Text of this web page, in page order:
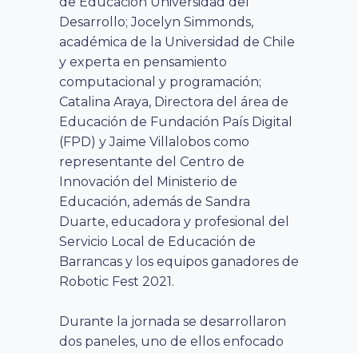
Desarrollo; Jocelyn Simmonds,
académica de la Universidad de Chile
y experta en pensamiento
computacional y programación;
Catalina Araya, Directora del área de
Educación de Fundación País Digital
(FPD) y Jaime Villalobos como
representante del Centro de
Innovación del Ministerio de
Educación, además de Sandra
Duarte, educadora y profesional del
Servicio Local de Educación de
Barrancas y los equipos ganadores de
Robotic Fest 2021.
Durante la jornada se desarrollaron
dos paneles, uno de ellos enfocado